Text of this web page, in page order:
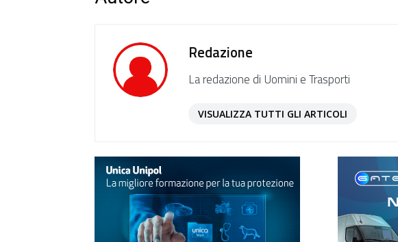
Redazione
La redazione di Uomini e Trasporti
VISUALIZZA TUTTI GLI ARTICOLI